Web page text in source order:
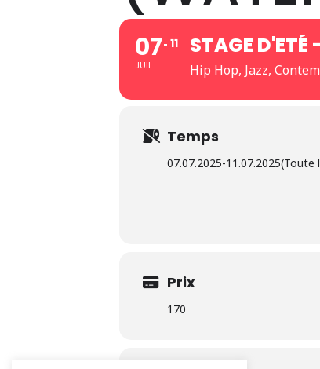
07
JUIL
11 STAGE
Hip Hop, Jazz,
Temps
07.07.2025-11.07.2025(Toute
Prix
170